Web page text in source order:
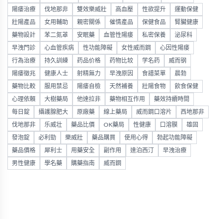
陽痿治療 伐地那非 雙效樂威壯 高血壓 性欲提升 運動保健
壯陽產品 女用輔助 親密關係 催情產品 保健食品 腎臟健康
藥物設計 苯二氮䓬 安眠藥 血管性陽痿 私密保養 泌尿科
早洩門診 心血管疾病 性功能障礙 女性威而鋼 心因性陽痿
行為治療 持久訓練 药品价格 药物比较 学名药 威而钢
陽痿徵兆 健康人士 射精無力 早洩原因 食譜菜單 晨勃
藥物比較 服用禁忌 陽痿自檢 天然補養 壯陽食物 飲食保健
心理依賴 大樹藥局 他達拉非 藥物相互作用 藥效持續時間
每日錠 攝護腺肥大 原廠藥 線上藥局 威而鋼口溶片 西地那非
伐地那非 乐威壮 藥品比價 OK藥局 性健康 口溶膜 雄固
發泡錠 必利勁 樂威壯 藥品購買 使用心得 勃起功能障礙
藥品價格 犀利士 用藥安全 副作用 達泊西汀 早洩治療
男性健康 學名藥 購藥指南 威而鋼